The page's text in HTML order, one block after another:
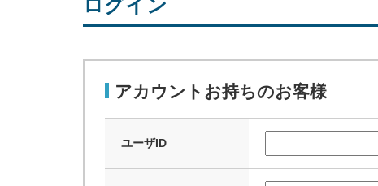
ログイン
アカウントお持ちのお客様
ユーザID